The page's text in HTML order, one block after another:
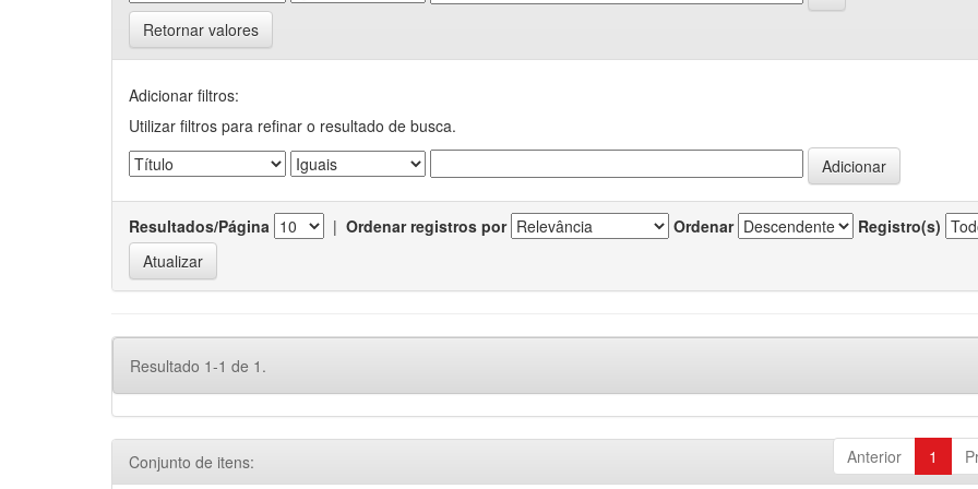
Retornar valores
Adicionar filtros:
Utilizar filtros para refinar o resultado de busca.
Resultados/Página | Ordenar registros por Ordenar Registro(s)
Resultado 1-1 de 1.
Anterior 1
Conjunto de itens: